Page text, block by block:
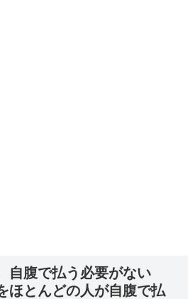
自腹で払う必要がない
ほとんどの人が自腹で払